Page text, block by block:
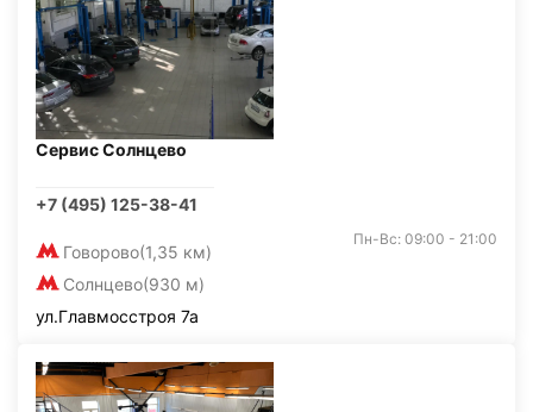
Сервис Солнцево
+7 (495) 125-38-41
Говорово(1,35 км)
Солнцево(930 м)
Пн-Вс: 09:00 - 21:00
ул.Главмосстроя 7а